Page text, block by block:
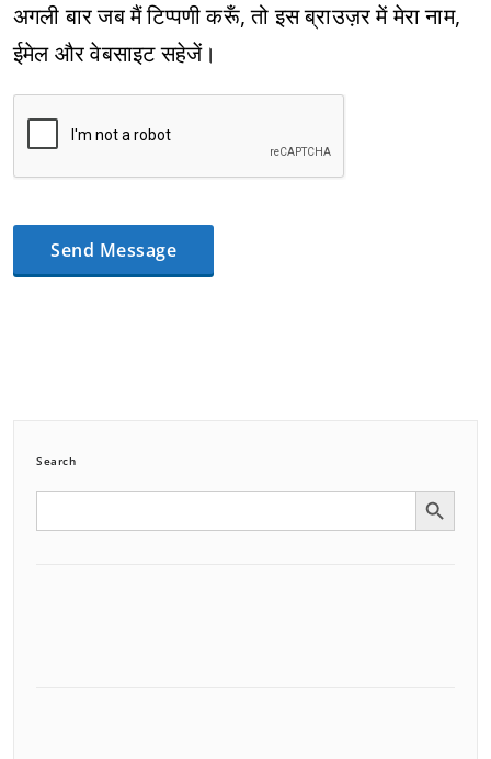
अगली बार जब मैं टिप्पणी करूँ, तो इस ब्राउज़र में मेरा नाम,
ईमेल और वेबसाइट सहेजें।
Search
Search Search Button